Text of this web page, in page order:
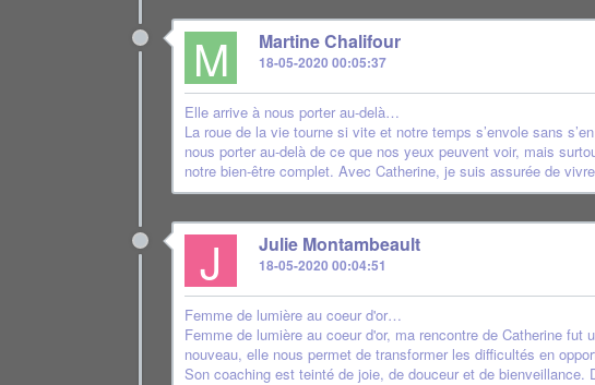
M Martine Chalifour
18-05-2020 00:05:37
Elle arrive à nous porter au-delà…
La roue de la vie tourne si vite et notre temps s’envole sans
nous porter au-delà de ce que nos yeux peuvent voir, mais
notre bien-être complet. Avec Catherine, je suis assurée de
J Julie Montambeault
18-05-2020 00:04:51
Femme de lumière au coeur d'or…
Femme de lumière au coeur d'or, ma rencontre de Catherine
nouveau, elle nous permet de transformer les difficultés en
Son coaching est teinté de joie, de douceur et de bienveillance.